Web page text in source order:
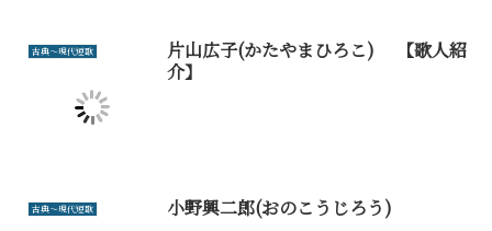
古典～現代短歌
片山広子(かたやまひろこ) 【歌人紹
介】
古典～現代短歌 小野興二郎(おのこうじろう)